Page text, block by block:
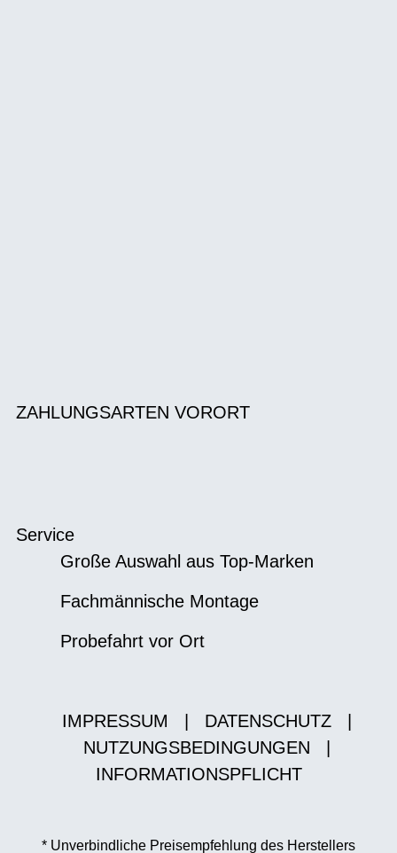
ZAHLUNGSARTEN VORORT
Service
Große Auswahl aus Top-Marken
Fachmännische Montage
Probefahrt vor Ort
IMPRESSUM DATENSCHUTZ
NUTZUNGSBEDINGUNGEN
INFORMATIONSPFLICHT
* Unverbindliche Preisempfehlung des Herstellers